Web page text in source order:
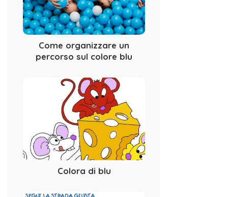
Come organizzare un
percorso sul colore blu
Colora di blu